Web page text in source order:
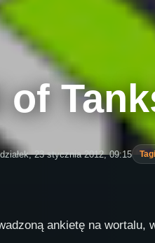
23 stycznia 2012, 09:15
ankietę na